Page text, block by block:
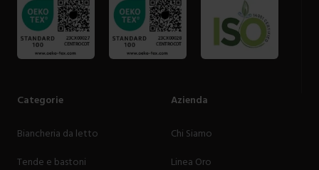
Categorie
Biancheria da letto
Tende e bastoni
Azienda
Chi Siamo
Linea Oro